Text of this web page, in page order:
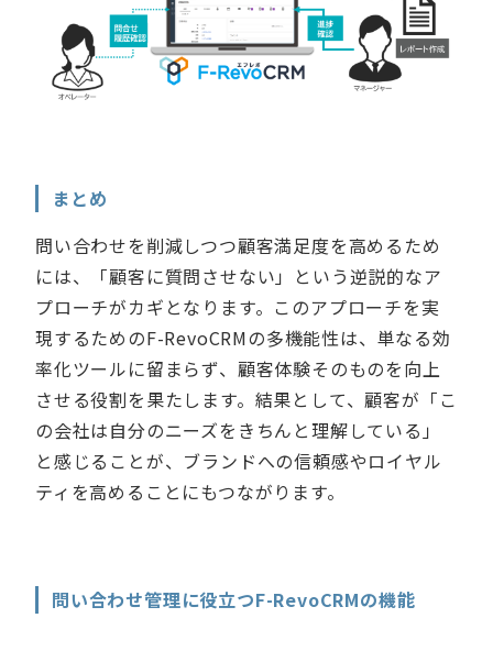
まとめ
問い合わせを削減しつつ顧客満足度を高めるため
には、「顧客に質問させない」という逆説的なア
プローチがカギとなります。このアプローチを実
現するためのF-RevoCRMの多機能性は、単なる効
率化ツールに留まらず、顧客体験そのものを向上
させる役割を果たします。結果として、顧客が「こ
の会社は自分のニーズをきちんと理解している」
と感じることが、ブランドへの信頼感やロイヤル
ティを高めることにもつながります。
問い合わせ管理に役立つF-RevoCRMの機能